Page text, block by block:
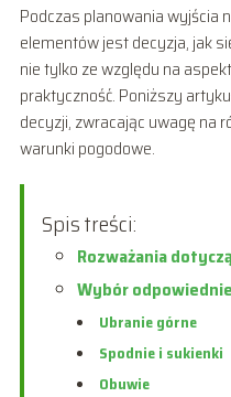
Podczas planowania wyjścia
elementów jest decyzja, jak
nie tylko ze względu na
praktyczność. Poniższy
decyzji, zwracając uwagę na
warunki pogodowe.
Spis treści:
Rozważania
Wybór
Ubranie górne
Spodnie i sukienki
Obuwie